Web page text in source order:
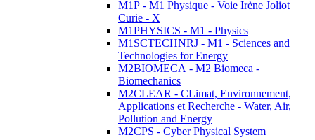
M1P - M1 Physique - Voie Irène Joliot
Curie - X
M1PHYSICS - M1 - Physics
M1SCTECHNRJ - M1 - Sciences and
Technologies for Energy
M2BIOMECA - M2 Biomeca -
Biomechanics
M2CLEAR - CLimat, Environnement,
Applications et Recherche - Water, Air,
Pollution and Energy
M2CPS - Cyber Physical System